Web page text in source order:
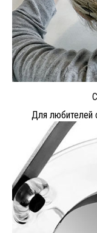
Для любителей